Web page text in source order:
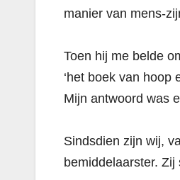
manier van mens-
Toen hij me belde
‘het boek van hoop
Mijn antwoord was
Sindsdien zijn wij,
bemiddelaarster.